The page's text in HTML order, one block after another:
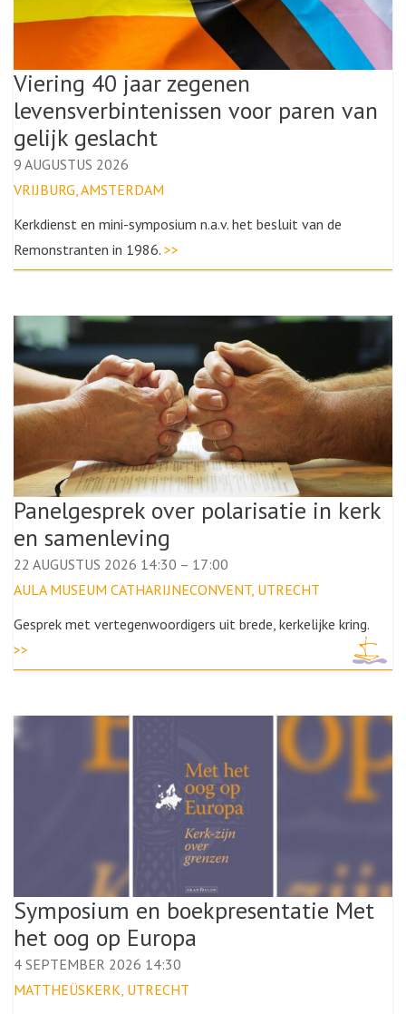
Viering 40 jaar zegenen
levensverbintenissen voor paren van
gelijk geslacht
9 AUGUSTUS 2026
VRIJBURG, AMSTERDAM
Kerkdienst en mini-symposium n.a.v. het besluit van de
Remonstranten in 1986. >>
Panelgesprek over polarisatie in kerk
en samenleving
22 AUGUSTUS 2026 14:30 – 17:00
AULA MUSEUM CATHARIJNECONVENT, UTRECHT
Gesprek met vertegenwoordigers uit brede, kerkelijke kring.
>>
Symposium en boekpresentatie Met
het oog op Europa
4 SEPTEMBER 2026 14:30
MATTHEÜSKERK, UTRECHT